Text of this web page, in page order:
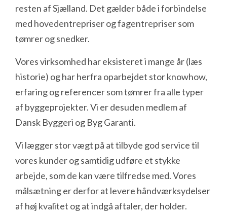
resten af Sjælland. Det gælder både i forbindelse
med hovedentrepriser og fagentrepriser som
tømrer og snedker.
Vores virksomhed har eksisteret i mange år (læs
historie) og har herfra oparbejdet stor knowhow,
erfaring og referencer som tømrer fra alle typer
af byggeprojekter. Vi er desuden medlem af
Dansk Byggeri og Byg Garanti.
Vi lægger stor vægt på at tilbyde god service til
vores kunder og samtidig udføre et stykke
arbejde, som de kan være tilfredse med. Vores
målsætning er derfor at levere håndværksydelser
af høj kvalitet og at indgå aftaler, der holder.